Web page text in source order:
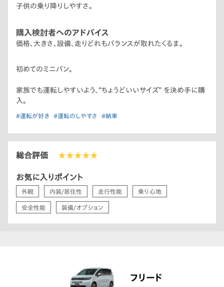
子供の乗り降りしやすさ。
購入検討者へのアドバイス
価格、大きさ、設備、走りどれもバランスが取れたくるま。
初めてのミニバン。
家族でも運転しやすいよう、“ちょうどいいサイズ” を決め手に購
入。
#運転が好き #運転のしやすさ #納車
総合評価 ★★★★★
お気に入りポイント
外観 内装/居住性 走行性能 乗り心地
安全性能 装備/オプション
フリード